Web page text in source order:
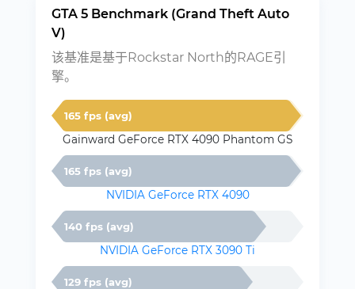
GTA 5 Benchmark (Grand Theft Auto
V)
该基准是基于Rockstar North的RAGE引
擎。
165 fps (avg)
Gainward GeForce RTX 4090 Phantom GS
165 fps (avg)
NVIDIA GeForce RTX 4090
140 fps (avg)
NVIDIA GeForce RTX 3090 Ti
129 fps (avg)